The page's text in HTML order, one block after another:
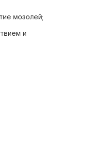
мозолей;
и